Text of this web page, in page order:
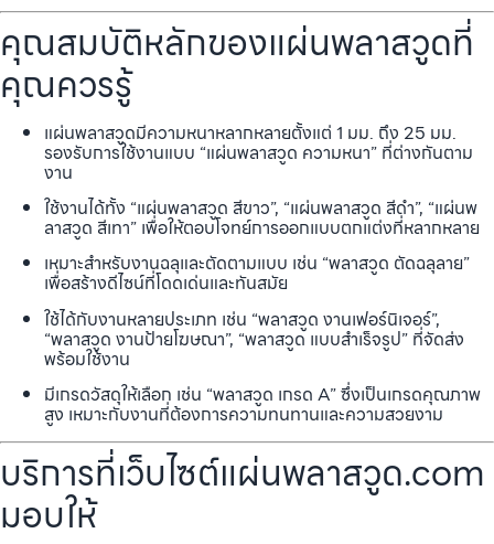
คุณสมบัติหลักของแผ่นพลาสวูดที่
คุณควรรู้
แผ่นพลาสวูดมีความหนาหลากหลายตั้งแต่ 1 มม. ถึง 25 มม.
รองรับการใช้งานแบบ “แผ่นพลาสวูด ความหนา” ที่ต่างกันตาม
งาน
ใช้งานได้ทั้ง “แผ่นพลาสวูด สีขาว”, “แผ่นพลาสวูด สีดำ”, “แผ่นพ
ลาสวูด สีเทา” เพื่อให้ตอบโจทย์การออกแบบตกแต่งที่หลากหลาย
เหมาะสำหรับงานฉลุและตัดตามแบบ เช่น “พลาสวูด ตัดฉลุลาย”
เพื่อสร้างดีไซน์ที่โดดเด่นและทันสมัย
ใช้ได้กับงานหลายประเภท เช่น “พลาสวูด งานเฟอร์นิเจอร์”,
“พลาสวูด งานป้ายโฆษณา”, “พลาสวูด แบบสำเร็จรูป” ที่จัดส่ง
พร้อมใช้งาน
มีเกรดวัสดุให้เลือก เช่น “พลาสวูด เกรด A” ซึ่งเป็นเกรดคุณภาพ
สูง เหมาะกับงานที่ต้องการความทนทานและความสวยงาม
บริการที่เว็บไซต์แผ่นพลาสวูด.com
มอบให้